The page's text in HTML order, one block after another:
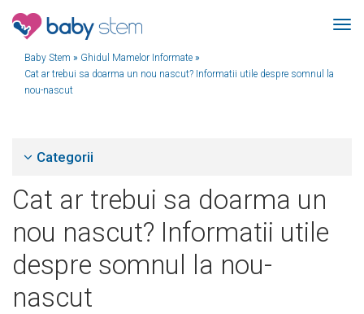
Baby Stem » Ghidul Mamelor Informate »
Cat ar trebui sa doarma un nou nascut? Informatii utile despre somnul la
nou-nascut
Categorii
Cat ar trebui sa doarma un
nou nascut? Informatii utile
despre somnul la nou-
nascut